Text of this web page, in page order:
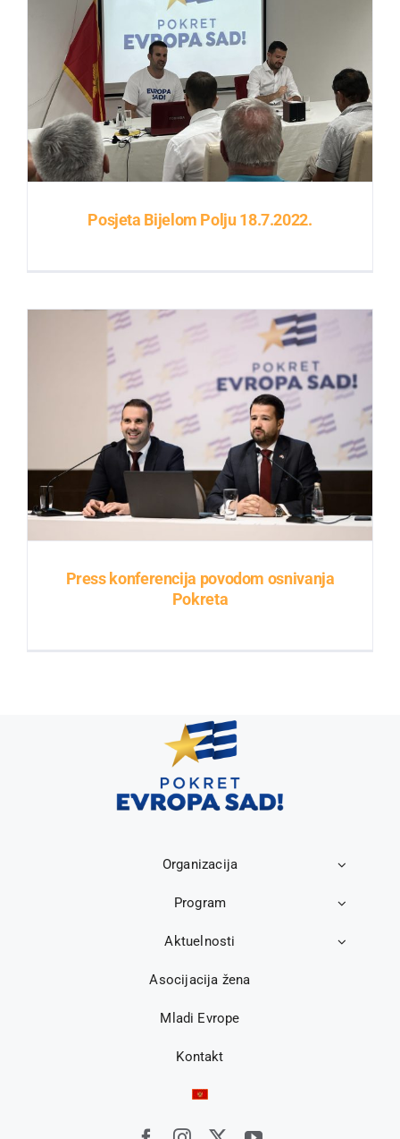
Posjeta Bijelom Polju 18.7.2022.
Press konferencija povodom osnivanja
Pokreta
Organizacija
Program
Aktuelnosti
Asocijacija žena
Mladi Evrope
Kontakt